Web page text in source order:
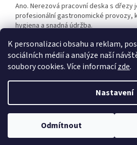
K personalizaci obsahu a reklam,
sociálních médií a analýze naší
soubory cookies. Více informacízde.
Nastavení
Odmítnout
Ano. Nerezová pracovní deska s dřezy
profesionální gastronomické provozy,
hygiena a snadná údržba.
Copyright 2026Gastronerez.